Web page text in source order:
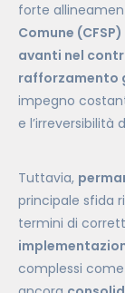
forte
Comune (CFSP)
avanti nel
rafforzamento
impegno
e l’irreversibilità
Tuttavia,
principale sfida
termini di
complessi